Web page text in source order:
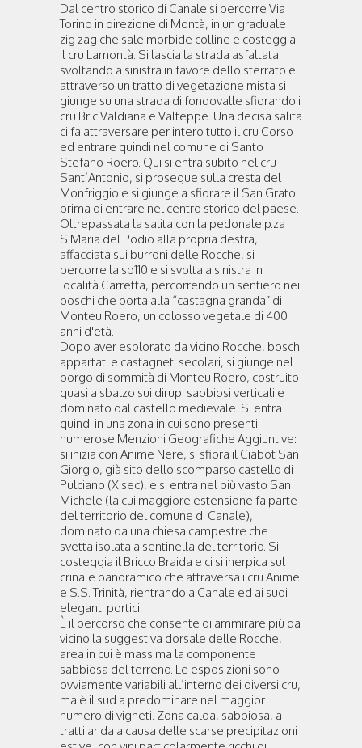
Dal centro storico di Canale si percorre Via
Torino in direzione di Montà, in un graduale
zig zag che sale morbide colline e costeggia
il cru Lamontà. Si lascia la strada asfaltata
svoltando a sinistra in favore dello sterrato e
attraverso un tratto di vegetazione mista si
giunge su una strada di fondovalle sfiorando i
cru Bric Valdiana e Valteppe. Una decisa salita
ci fa attraversare per intero tutto il cru Corso
ed entrare quindi nel comune di Santo
Stefano Roero. Qui si entra subito nel cru
Sant’Antonio, si prosegue sulla cresta del
Monfriggio e si giunge a sfiorare il San Grato
prima di entrare nel centro storico del paese.
Oltrepassata la salita con la pedonale p.za
S.Maria del Podio alla propria destra,
affacciata sui burroni delle Rocche, si
percorre la sp110 e si svolta a sinistra in
località Carretta, percorrendo un sentiero nei
boschi che porta alla “castagna granda” di
Monteu Roero, un colosso vegetale di 400
anni d'età.
Dopo aver esplorato da vicino Rocche, boschi
appartati e castagneti secolari, si giunge nel
borgo di sommità di Monteu Roero, costruito
quasi a sbalzo sui dirupi sabbiosi verticali e
dominato dal castello medievale. Si entra
quindi in una zona in cui sono presenti
numerose Menzioni Geografiche Aggiuntive:
si inizia con Anime Nere, si sfiora il Ciabot San
Giorgio, già sito dello scomparso castello di
Pulciano (X sec), e si entra nel più vasto San
Michele (la cui maggiore estensione fa parte
del territorio del comune di Canale),
dominato da una chiesa campestre che
svetta isolata a sentinella del territorio. Si
costeggia il Bricco Braida e ci si inerpica sul
crinale panoramico che attraversa i cru Anime
e S.S. Trinità, rientrando a Canale ed ai suoi
eleganti portici.
È il percorso che consente di ammirare più da
vicino la suggestiva dorsale delle Rocche,
area in cui è massima la componente
sabbiosa del terreno. Le esposizioni sono
ovviamente variabili all’interno dei diversi cru,
ma è il sud a predominare nel maggior
numero di vigneti. Zona calda, sabbiosa, a
tratti arida a causa delle scarse precipitazioni